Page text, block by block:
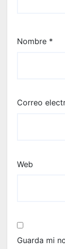
Nombre *
Correo
Web
Guarda mi